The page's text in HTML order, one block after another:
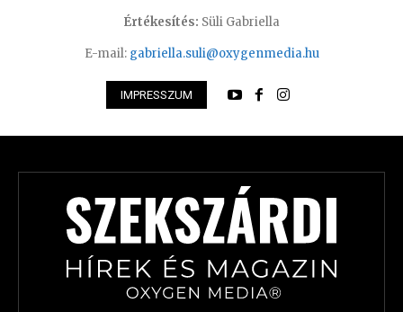
Értékesítés: Süli Gabriella
E-mail: gabriella.suli@oxygenmedia.hu
IMPRESSZUM